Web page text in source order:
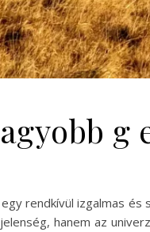
rendkívül izgalmas és
hanem az